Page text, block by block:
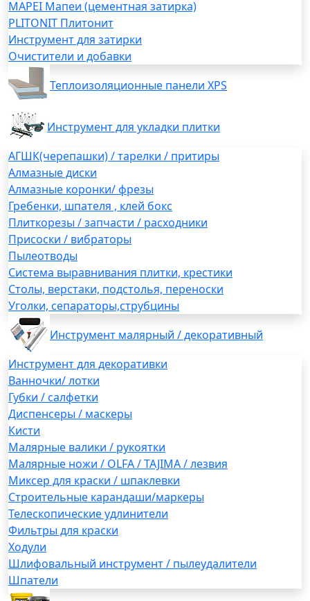
MAPEI Мапеи (цементная затирка)
PLITONIT Плитонит
Инструмент для затирки
Очистители и добавки
Теплоизоляционные панели XPS
Инструмент для укладки плитки
АГШК(черепашки) / тарелки / притиры
Алмазные диски
Алмазные коронки/ фрезы
Гребенки, шпателя , клей бокс
Плиткорезы / запчасти / расходники
Присоски / вибраторы
Пылеотводы
Система выравнивания плитки, крестики
Столы, верстаки, подстолья, переноски
Уголки, сепараторы,струбцины
Инструмент малярный / декоративный
Инструмент для декоративки
Ванночки/ лотки
Губки / салфетки
Диспенсеры / маскеры
Кисти
Малярные валики / рукоятки
Малярные ножи / OLFA / TAJIMA / лезвия
Миксер для краски / шпаклевки
Строительные карандаши/маркеры
Телескопические удлинители
Фильтры для краски
Ходули
Шлифовальный инструмент / пылеудалители
Шпатели